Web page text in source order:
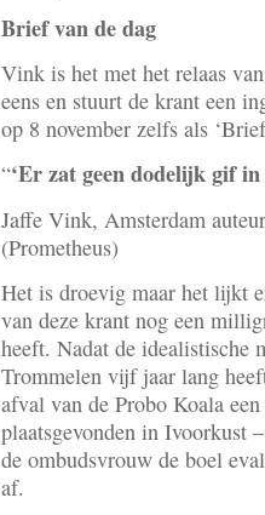
Brief van de dag
Vink is het met het relaas
eens en stuurt de krant een
op 8 november zelfs als
“‘Er zat geen dodelijk gif
Jaffe Vink, Amsterdam
(Prometheus)
Het is droevig maar het lijkt
van deze krant nog een
heeft. Nadat de idealistische
Trommelen vijf jaar lang
afval van de Probo Koala
plaatsgevonden in Ivoorkust
de ombudsvrouw de boel
af.